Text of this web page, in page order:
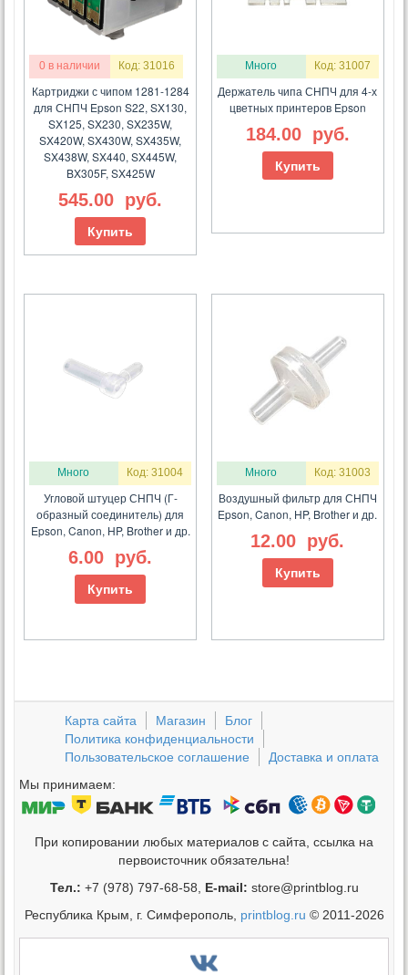
0 в наличии Код: 31016
Картриджи с чипом 1281-1284
для СНПЧ Epson S22, SX130,
SX125, SX230, SX235W,
SX420W, SX430W, SX435W,
SX438W, SX440, SX445W,
BX305F, SX425W
545.00 руб.
Купить
Много Код: 31007
Держатель чипа СНПЧ для 4-х
цветных принтеров Epson
184.00 руб.
Купить
Много Код: 31004
Угловой штуцер СНПЧ (Г-
образный соединитель) для
Epson, Canon, HP, Brother и др.
6.00 руб.
Купить
Много Код: 31003
Воздушный фильтр для СНПЧ
Epson, Canon, HP, Brother и др.
12.00 руб.
Купить
Карта сайта Магазин
Блог
Политика конфиденциальности
Пользовательское соглашение
Доставка и оплата
Мы принимаем:
При копировании любых материалов с сайта, ссылка на
первоисточник обязательна!
Тел.: +7 (978) 797-68-58, E-mail: store@printblog.ru
Республика Крым, г. Симферополь, printblog.ru © 2011-2026